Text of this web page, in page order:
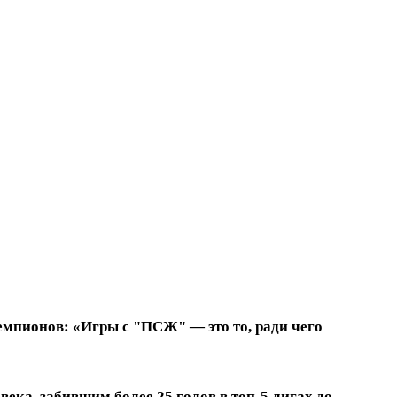
«Игры с "ПСЖ" — это то, ради чего